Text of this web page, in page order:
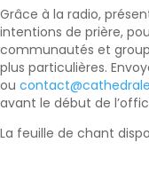
Grâce à la radio,
intentions de prière,
communautés et
plus particulières.
ou
avant le début de
La feuille de chant